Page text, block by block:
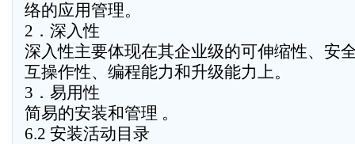
络的应用管理。
2．深入性
深入性主要体现在其企业级的可伸缩性、安
互操作性、编程能力和升级能力上。
3．易用性
简易的安装和管理 。
6.2 安装活动目录